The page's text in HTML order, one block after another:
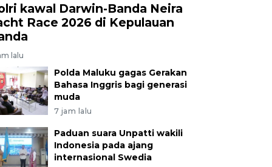
kawal Darwin-Banda Neira
Race 2026 di Kepulauan
lalu
Polda Maluku gagas Gerakan
Bahasa Inggris bagi generasi
muda
7 jam lalu
Paduan suara Unpatti wakili
Indonesia pada ajang
internasional Swedia